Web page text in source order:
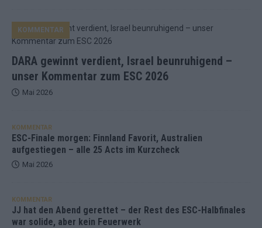
DARA gewinnt verdient, Israel beunruhigend –
unser Kommentar zum ESC 2026
KOMMENTAR
Mai 2026
KOMMENTAR
ESC-Finale morgen: Finnland Favorit, Australien
aufgestiegen – alle 25 Acts im Kurzcheck
Mai 2026
KOMMENTAR
JJ hat den Abend gerettet – der Rest des ESC-Halbfinales
war solide, aber kein Feuerwerk